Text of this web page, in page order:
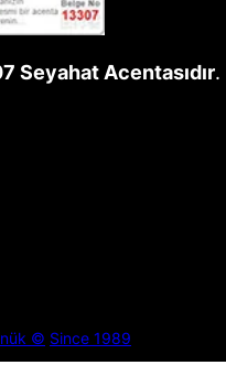
Seyahat Acentasıdır.
© Since 1989